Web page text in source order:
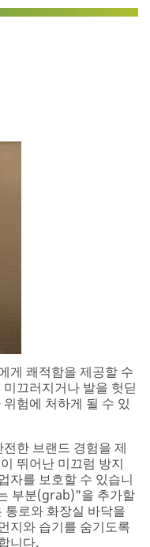
게 쾌적함을 제공할 수
끄러지거나 발을 헛딛
험에 처하게 될 수 있
한 브랜드 경험을 제
뛰어난 미끄럼 방지
자를 보호할 수 있습니
부분(grab)"을 추가할
로와 화장실 바닥을
지와 습기를 숨기도록
니다.